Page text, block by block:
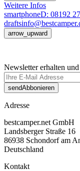
Weitere Infos
smartphoneD: 08192
drafts
arrow_upward
Newsletter erhalten
sendAbbonieren
Adresse
bestcamper.net GmbH
Landsberger Straße 16
86938 Schondorf am
Deutschland
Kontakt